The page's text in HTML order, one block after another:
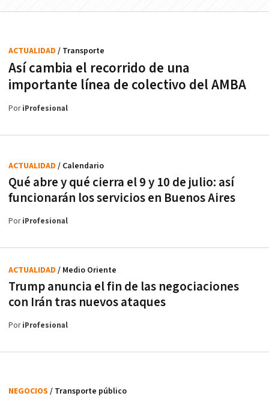
Así cambia el recorrido de una
importante línea de colectivo del AMBA
ACTUALIDAD / Transporte
PoriProfesional
Qué abre y qué cierra el 9 y 10 de julio: así
funcionarán los servicios en Buenos Aires
ACTUALIDAD / Calendario
PoriProfesional
Trump anuncia el fin de las negociaciones
con Irán tras nuevos ataques
ACTUALIDAD / Medio Oriente
PoriProfesional
NEGOCIOS / Transporte público